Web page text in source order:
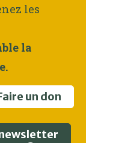
les
la
un don